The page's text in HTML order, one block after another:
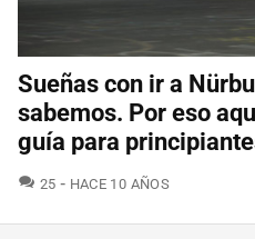
Sueñas con ir a
sabemos. Por eso
guía para
25 COMENTARIOS
HACE 10 AÑOS